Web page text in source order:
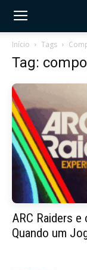
Início Tags
Tag:
ARC Raiders
Quando um